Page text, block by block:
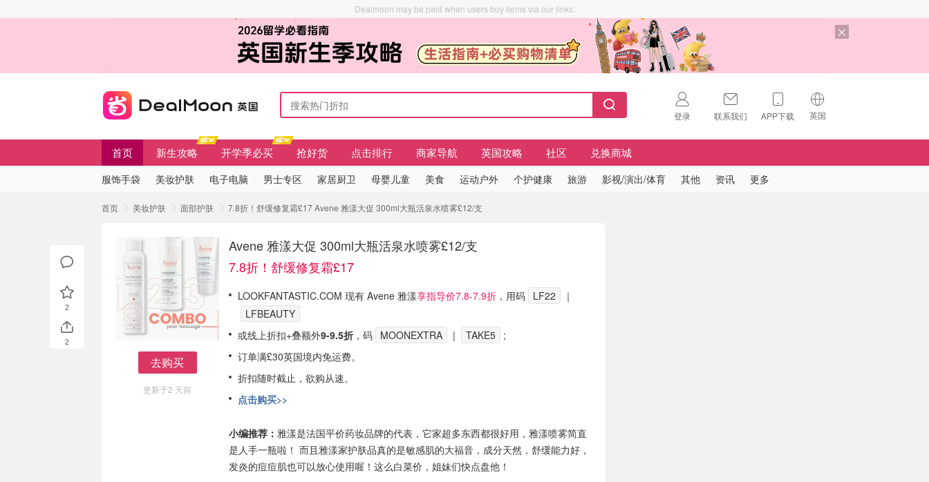
Dealmoon may be paid when users buy items via our links.
登录 联系我们 APP下载 英国
🇺🇸
🇨🇳
中国
首页 新生攻略 开学季必买 抢好货 点击排行 商家导航 英国攻略 社区 兑换商城
服饰手袋 美妆护肤 电子电脑 男士专区 家居厨卫 母婴儿童 美食 运动户外 个护健康 旅游 影视/演出/体育 其他 资讯 更多
首页 美妆护肤 面部护肤 7.8折！舒缓修复霜£17 Avene 雅漾大促 300ml大瓶活泉水喷雾£12/支
去购买
更新于2 天前
Avene 雅漾大促 300ml大瓶活泉水喷雾£12/支
7.8折！舒缓修复霜£17
LOOKFANTASTIC.COM 现有 Avene 雅漾享指导价7.8-7.9折 ，用码 LF22
｜
LFBEAUTY
或线上折扣+叠额外9-9.5折 ，码 MOONEXTRA | TAKE5 ;
订单满£30英国境内免运费。
折扣随时截止，欲购从速。
点击购买>>
小编推荐： 雅漾是法国平价药妆品牌的代表，它家超多东西都很好用，雅漾喷雾简直
是人手一瓶啦！ 而且雅漾家护肤品真的是敏感肌的大福音，成分天然，舒缓能力好，
发炎的痘痘肌也可以放心使用喔！这么白菜价，姐妹们快点盘他！
2
2